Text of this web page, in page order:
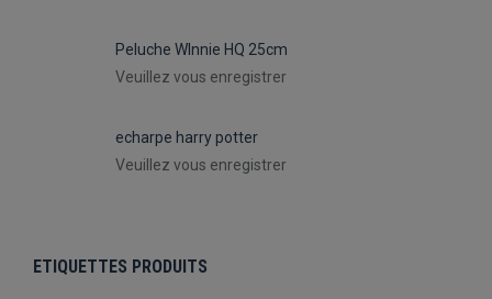
Peluche WInnie HQ 25cm
Veuillez vous enregistrer
echarpe harry potter
Veuillez vous enregistrer
ETIQUETTES PRODUITS